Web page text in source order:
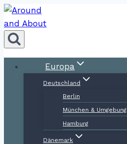
Zum
Inhalt
springen
Europa
Deutschland
Berlin
München & Umgebung
Hamburg
Dänemark